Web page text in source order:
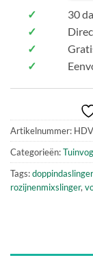
✓
30
✓
✓
✓
Artikelnummer:
Categorieën:
Tags:doppindaslinger
rozijnenmixslinger,